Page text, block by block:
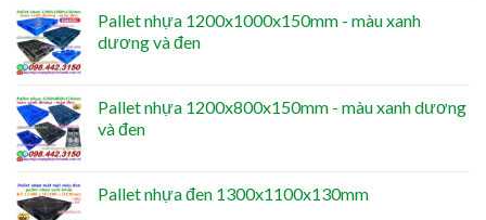
Pallet nhựa 1200x1000x150mm - màu xanh
dương và đen
Pallet nhựa 1200x800x150mm - màu xanh dương
và đen
Pallet nhựa đen 1300x1100x130mm